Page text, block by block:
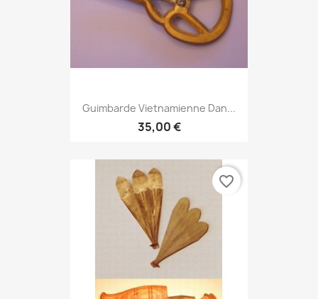
Guimbarde Vietnamienne Dan...
35,00 €
favorite_border